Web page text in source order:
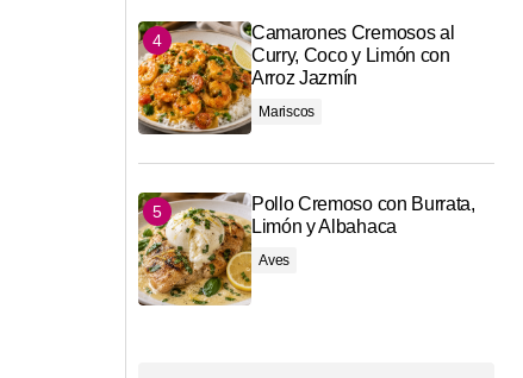
Camarones Cremosos al
Curry, Coco y Limón con
Arroz Jazmín
Mariscos
Pollo Cremoso con Burrata,
Limón y Albahaca
Aves